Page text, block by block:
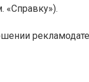
«Справку»).